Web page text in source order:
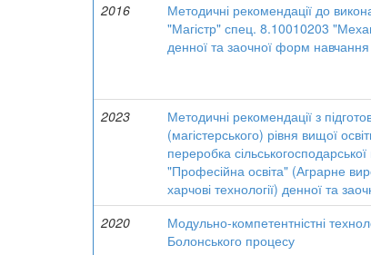
2016
Методичні рекомендації до
"Магістр" спец. 8.10010203
денної та заочної форм навчання
2023
Методичні рекомендації з
(магістерського) рівня вищої
переробка сільськогосподарської
"Професійна освіта" (Аграрне
харчові технології) денної та
2020
Модульно-компетентністні
Болонського процесу